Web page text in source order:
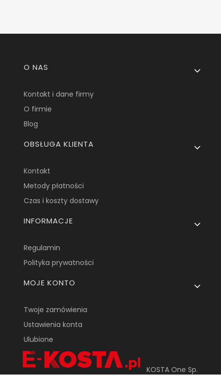
Linki w stopce
O NAS
Kontakt i dane firmy
O firmie
Blog
OBSŁUGA KLIENTA
Kontakt
Metody płatności
Czas i koszty dostawy
INFORMACJE
Regulamin
Polityka prywatności
MOJE KONTO
Twoje zamówienia
Ustawienia konta
Ulubione
KOSTA One Sp.